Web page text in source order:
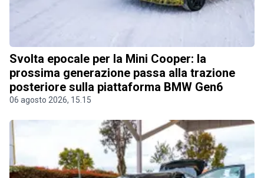
Svolta epocale per la Mini Cooper: la
prossima generazione passa alla trazione
posteriore sulla piattaforma BMW Gen6
06 agosto 2026, 15.15